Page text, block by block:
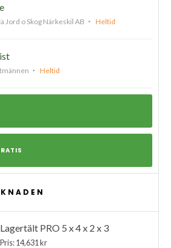
Jord o Skog Närkeskil AB Heltid
Heltid
Lagertält PRO 5 x 4 x 2 x 3
Pris: 14,631 kr